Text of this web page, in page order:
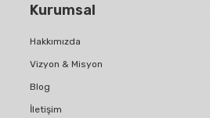
Kurumsal
Hakkımızda
Vizyon & Misyon
Blog
İletişim